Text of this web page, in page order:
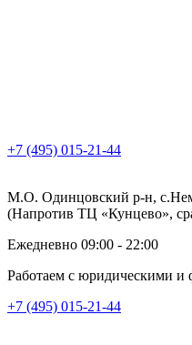
+7 (495) 015-21-44
М.О. Одинцовский р-н,
(Напротив ТЦ «Кунцево»,
Ежедневно 09:00 - 22:00
Работаем с юридическими и
+7 (495) 015-21-44